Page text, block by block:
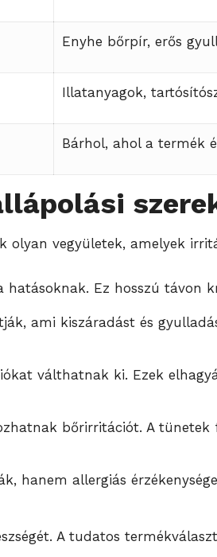
Enyhe bőrpír, erős
Illatanyagok,
Bárhol, ahol a termék
vegyületek, amelyek
Ez hosszú távon
ami kiszáradást és
válthatnak ki. Ezek
bőrirritációt. A
hanem allergiás
A tudatos